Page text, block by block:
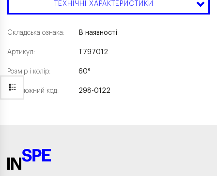
ТЕХНІЧНІ ХАРАКТЕРИСТИКИ
Складська ознака:
Артикул:
Розмір і колір:
Каталожний код:
В наявності
T797012
60°
298-0122